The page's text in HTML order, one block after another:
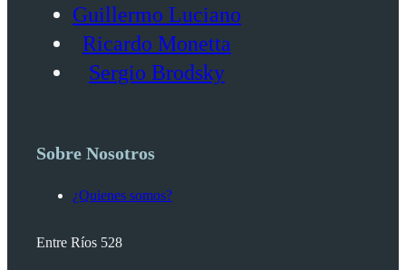
Guillermo Luciano
Ricardo Monetta
Sergio Brodsky
Sobre Nosotros
¿Quienes somos?
Entre Ríos 528